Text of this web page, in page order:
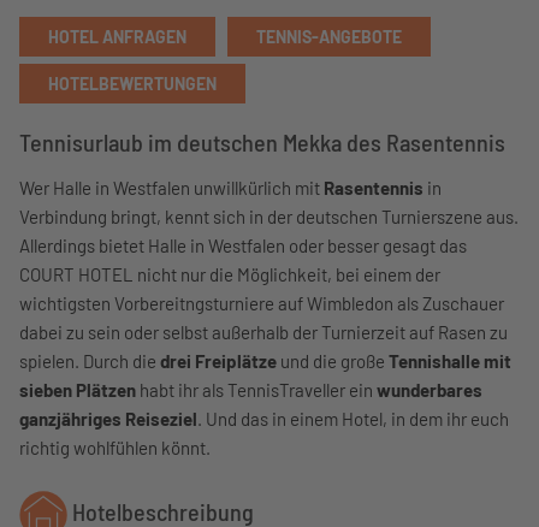
HOTEL ANFRAGEN TENNIS-ANGEBOTE
HOTELBEWERTUNGEN
Tennisurlaub im deutschen Mekka des Rasentennis
Wer Halle in Westfalen unwillkürlich mit Rasentennis in
Verbindung bringt, kennt sich in der deutschen Turnierszene aus.
Allerdings bietet Halle in Westfalen oder besser gesagt das
COURT HOTEL nicht nur die Möglichkeit, bei einem der
wichtigsten Vorbereitngsturniere auf Wimbledon als Zuschauer
dabei zu sein oder selbst außerhalb der Turnierzeit auf Rasen zu
spielen. Durch die drei Freiplätze und die große Tennishalle mit
sieben Plätzen habt ihr als TennisTraveller ein wunderbares
ganzjähriges Reiseziel. Und das in einem Hotel, in dem ihr euch
richtig wohlfühlen könnt.
Hotelbeschreibung